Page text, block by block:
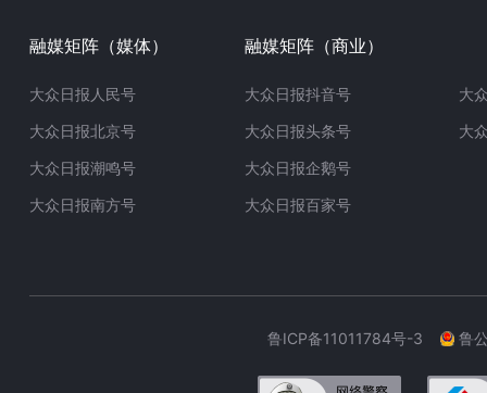
融媒矩阵（媒体）
大众日报人民号
大众日报北京号
大众日报潮鸣号
大众日报南方号
融媒矩阵（商业）
大众日报抖音号
大众日报头条号
大众日报企鹅号
大众日报百家号
大
大
鲁ICP备11011784号-3 鲁